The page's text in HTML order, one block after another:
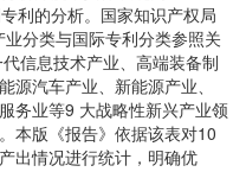
利的分析。国家知识产权局
分类与国际专利分类参照关
信息技术产业、高端装备制
源汽车产业、新能源产业、
务业等9 大战略性新兴产业领
本版《报告》依据该表对10
出情况进行统计，明确优